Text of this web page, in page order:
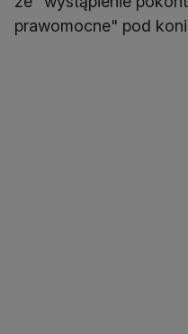
prawomocne" pod